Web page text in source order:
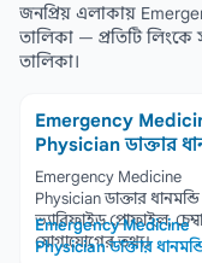
জনপ্রিয় এলাকায়
তালিকা — প্রতিটি লিংকে
তালিকা।
Emergency
Physician ডাক্তার
Emergency Medicine
Physician ডাক্তার
ভ্যারিফাইড প্রোফাইল, চেম্বার ও
যোগাযোগের তথ্য।
Emergency Medicine
Physician ডাক্তার